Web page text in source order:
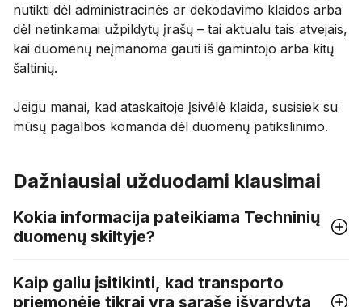
nutikti dėl administracinės ar dekodavimo klaidos arba
dėl netinkamai užpildytų įrašų – tai aktualu tais atvejais,
kai duomenų neįmanoma gauti iš gamintojo arba kitų
šaltinių.
Jeigu manai, kad ataskaitoje įsivėlė klaida, susisiek su
mūsų pagalbos komanda dėl duomenų patikslinimo.
Dažniausiai užduodami klausimai
Kokia informacija pateikiama Techninių
duomenų skiltyje?
Kaip galiu įsitikinti, kad transporto
priemonėje tikrai yra sąraše išvardyta